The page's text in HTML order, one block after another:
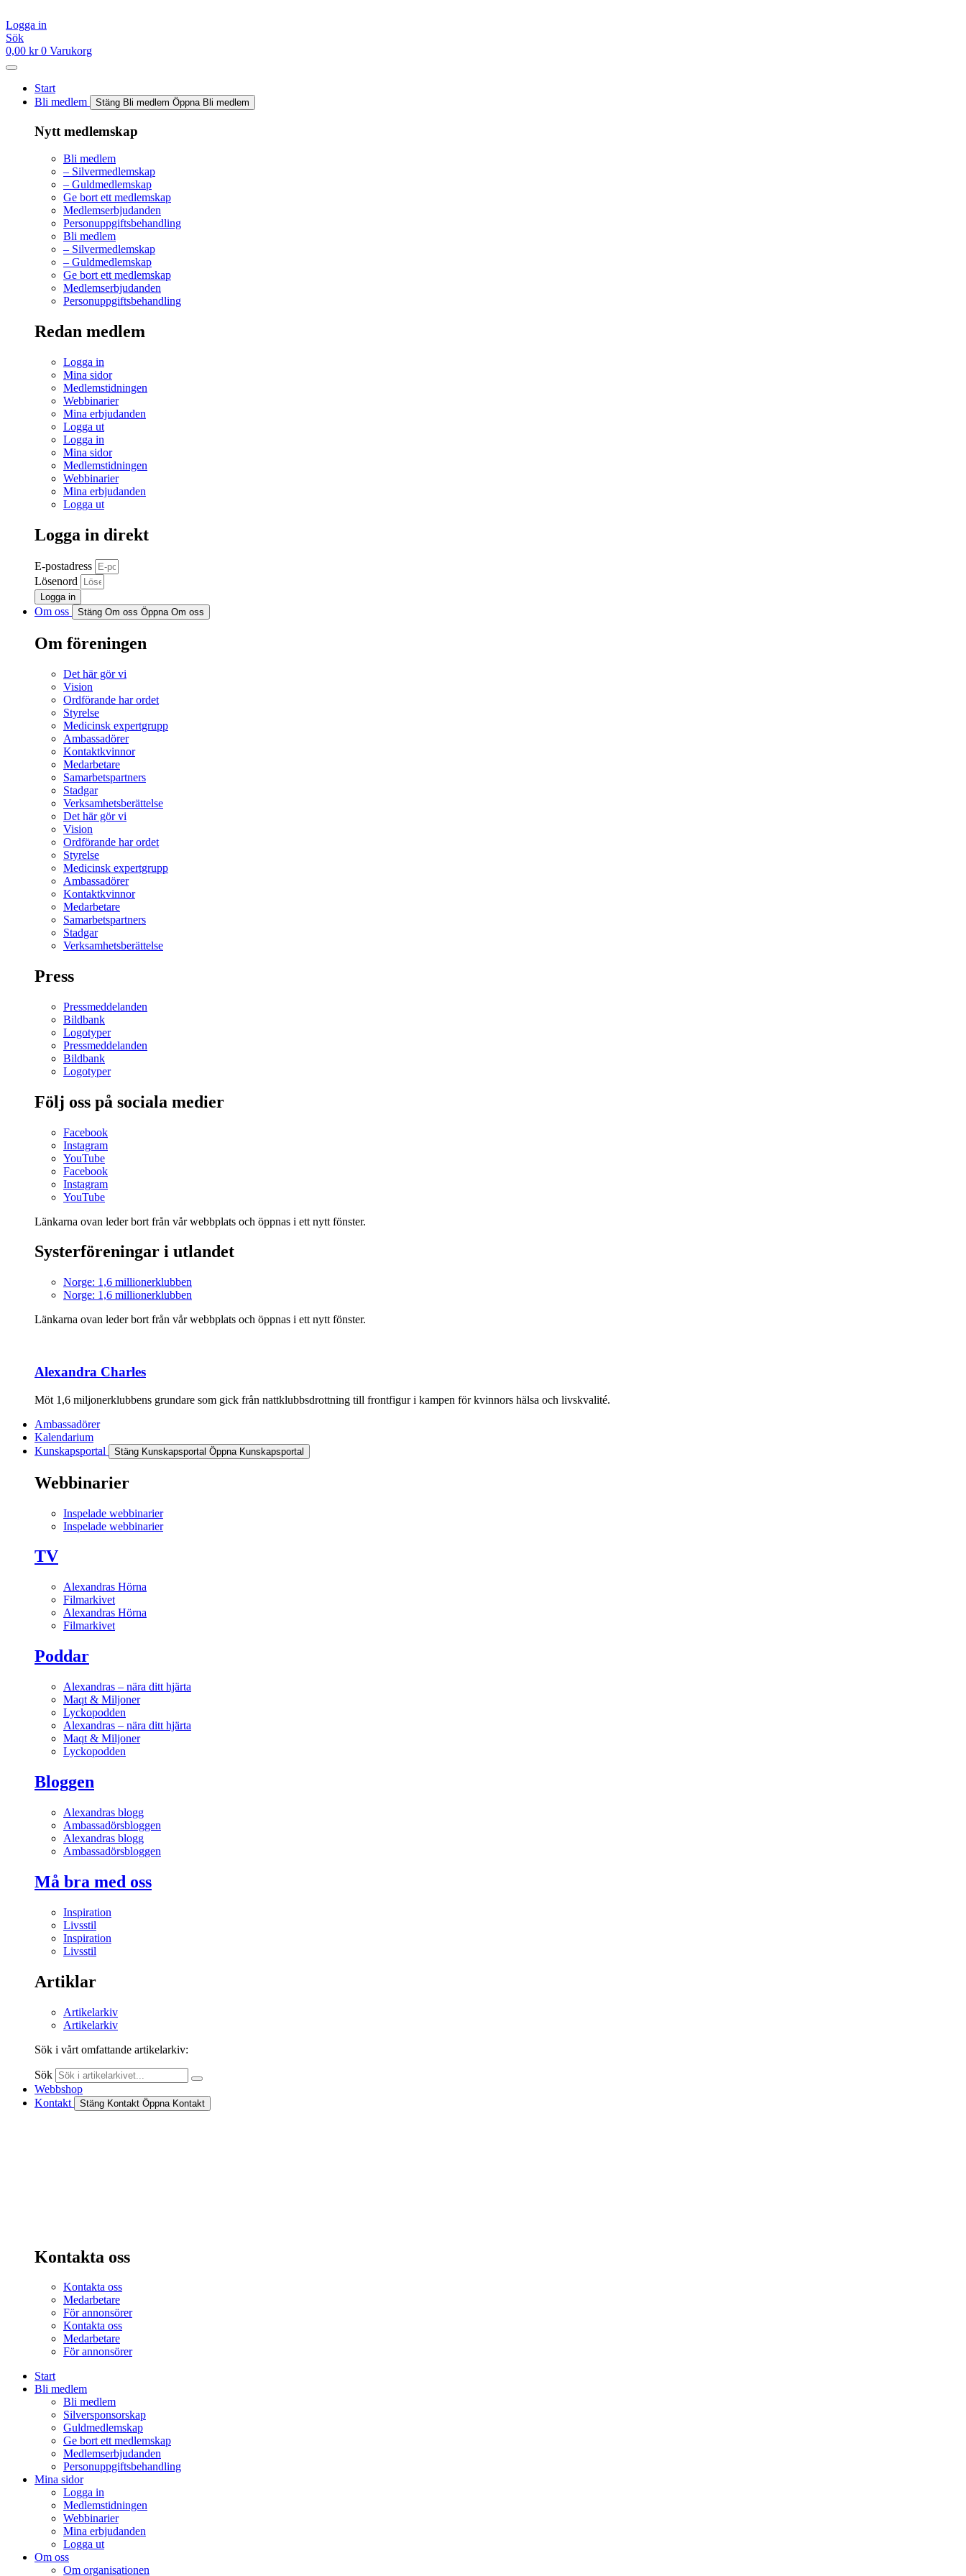
till
innehåll
Logga in
Sök
0,00 kr 0 Varukorg
Start
Bli medlem
Stäng Bli medlem Öppna Bli medlem
Nytt medlemskap
Bli medlem
– Silvermedlemskap
– Guldmedlemskap
Ge bort ett medlemskap
Medlemserbjudanden
Personuppgiftsbehandling
Bli medlem
– Silvermedlemskap
– Guldmedlemskap
Ge bort ett medlemskap
Medlemserbjudanden
Personuppgiftsbehandling
Redan medlem
Logga in
Mina sidor
Medlemstidningen
Webbinarier
Mina erbjudanden
Logga ut
Logga in
Mina sidor
Medlemstidningen
Webbinarier
Mina erbjudanden
Logga ut
Logga in direkt
E-postadress
Lösenord
Logga in
Om oss Stäng Om oss Öppna Om oss
Om föreningen
Det här gör vi
Vision
Ordförande har ordet
Styrelse
Medicinsk expertgrupp
Ambassadörer
Kontaktkvinnor
Medarbetare
Samarbetspartners
Stadgar
Verksamhetsberättelse
Det här gör vi
Vision
Ordförande har ordet
Styrelse
Medicinsk expertgrupp
Ambassadörer
Kontaktkvinnor
Medarbetare
Samarbetspartners
Stadgar
Verksamhetsberättelse
Press
Pressmeddelanden
Bildbank
Logotyper
Pressmeddelanden
Bildbank
Logotyper
Följ oss på sociala medier
Facebook
Instagram
YouTube
Facebook
Instagram
YouTube
Länkarna ovan leder bort från vår webbplats och öppnas i ett nytt fönster.
Systerföreningar i utlandet
Norge: 1,6 millionerklubben
Norge: 1,6 millionerklubben
Länkarna ovan leder bort från vår webbplats och öppnas i ett nytt fönster.
Alexandra Charles
Möt 1,6 miljonerklubbens grundare som gick från nattklubbsdrottning till frontfigur i kampen för kvinnors hälsa och livskvalité.
Ambassadörer
Kalendarium
Kunskapsportal
Stäng Kunskapsportal Öppna Kunskapsportal
Webbinarier
Inspelade webbinarier
Inspelade webbinarier
TV
Alexandras Hörna
Filmarkivet
Alexandras Hörna
Filmarkivet
Poddar
Alexandras – nära ditt hjärta
Maqt & Miljoner
Lyckopodden
Alexandras – nära ditt hjärta
Maqt & Miljoner
Lyckopodden
Bloggen
Alexandras blogg
Ambassadörsbloggen
Alexandras blogg
Ambassadörsbloggen
Må bra med oss
Inspiration
Livsstil
Inspiration
Livsstil
Artiklar
Artikelarkiv
Artikelarkiv
Sök i vårt omfattande artikelarkiv:
Sök
Webbshop
Kontakt
Stäng Kontakt Öppna Kontakt
Kontakta oss
Kontakta oss
Medarbetare
För annonsörer
Kontakta oss
Medarbetare
För annonsörer
Start
Bli medlem
Bli medlem
Silversponsorskap
Guldmedlemskap
Ge bort ett medlemskap
Medlemserbjudanden
Personuppgiftsbehandling
Mina sidor
Logga in
Medlemstidningen
Webbinarier
Mina erbjudanden
Logga ut
Om oss
Om organisationen